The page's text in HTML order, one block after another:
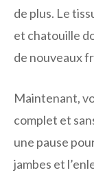
de plus. Le
et chatouille
de nouveaux
Maintenant,
complet et
une pause
jambes et